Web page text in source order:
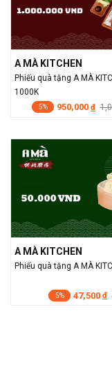
A MÀ KITCHEN
Phiếu quà tặng A MÀ
1000K
5% 950,000 đ
A MÀ KITCHEN
Phiếu quà tặng A MÀ
5% 47,500 đ